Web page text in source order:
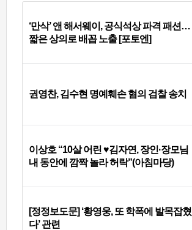
‘만삭’ 앤 해서웨이, 공식석상 파격 패션…
짧은 상의로 배꼽 노출 [포토엔]
권영찬, 김수현 명예훼손 혐의 검찰 송치
이상호 “10살 어린 ♥김자연, 장인·장모님
내 동안에 깜짝 놀라 허락”(아침마당)
[정정보도문] ‘황영웅, 또 학폭에 발목잡혔
다’ 관련